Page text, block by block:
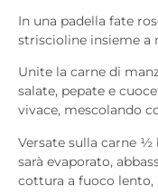
In una padella fate
striscioline insieme a
Unite la carne di
salate, pepate e
vivace, mescolando
Versate sulla carne ½
sarà evaporato,
cottura a fuoco